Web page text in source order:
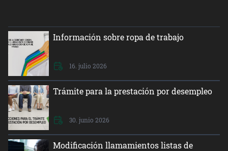
Información sobre ropa de trabajo
16. julio 2026
Trámite para la prestación por desempleo
30. junio 2026
Modificación llamamientos listas de